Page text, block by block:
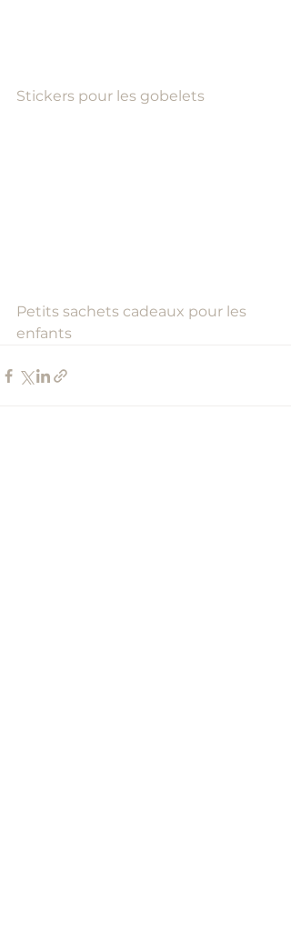
Stickers pour les gobelets
Petits sachets cadeaux pour les
enfants